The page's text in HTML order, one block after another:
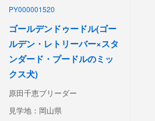
PY000001520
ゴールデンドゥードル(ゴー
ルデン・レトリーバー×スタ
ンダード・プードルのミッ
クス犬)
原田千恵ブリーダー
見学地：岡山県